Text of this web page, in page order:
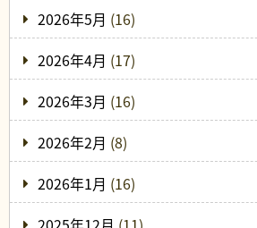
2026年5月 (16)
2026年4月 (17)
2026年3月 (16)
2026年2月 (8)
2026年1月 (16)